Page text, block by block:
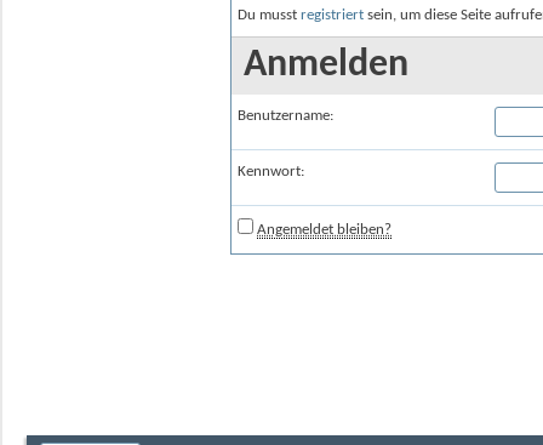
Du musst registriert sein, um diese Seite
Anmelden
Benutzername:
Kennwort:
Angemeldet bleiben?